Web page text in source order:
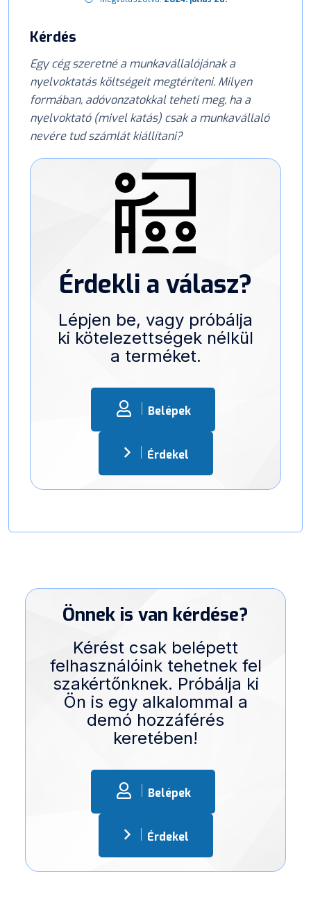
Kérdés
Egy cég szeretné a munkavállalójának a
nyelvoktatás költségeit megtéríteni. Milyen
formában, adóvonzatokkal teheti meg, ha a
nyelvoktató (mivel katás) csak a munkavállaló
nevére tud számlát kiállítani?
Érdekli a válasz?
Lépjen be, vagy próbálja
ki kötelezettségek nélkül
a terméket.
Belépek
Érdekel
Önnek is van kérdése?
Kérést csak belépett
felhasználóink tehetnek fel
szakértőnknek. Próbálja ki
Ön is egy alkalommal a
demó hozzáférés
keretében!
Belépek
Érdekel